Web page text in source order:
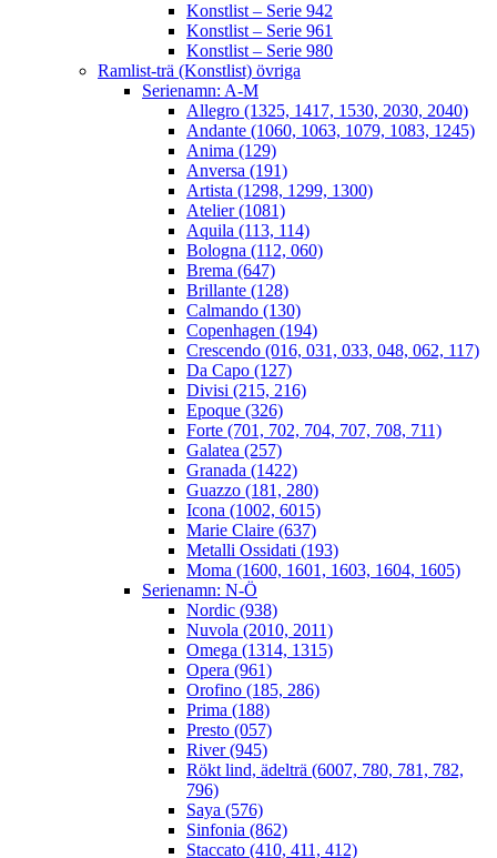
Konstlist – Serie 942
Konstlist – Serie 961
Konstlist – Serie 980
Ramlist-trä (Konstlist) övriga
Serienamn: A-M
Allegro (1325, 1417, 1530, 2030, 2040)
Andante (1060, 1063, 1079, 1083, 1245)
Anima (129)
Anversa (191)
Artista (1298, 1299, 1300)
Atelier (1081)
Aquila (113, 114)
Bologna (112, 060)
Brema (647)
Brillante (128)
Calmando (130)
Copenhagen (194)
Crescendo (016, 031, 033, 048, 062, 117)
Da Capo (127)
Divisi (215, 216)
Epoque (326)
Forte (701, 702, 704, 707, 708, 711)
Galatea (257)
Granada (1422)
Guazzo (181, 280)
Icona (1002, 6015)
Marie Claire (637)
Metalli Ossidati (193)
Moma (1600, 1601, 1603, 1604, 1605)
Serienamn: N-Ö
Nordic (938)
Nuvola (2010, 2011)
Omega (1314, 1315)
Opera (961)
Orofino (185, 286)
Prima (188)
Presto (057)
River (945)
Rökt lind, ädelträ (6007, 780, 781, 782,
796)
Saya (576)
Sinfonia (862)
Staccato (410, 411, 412)